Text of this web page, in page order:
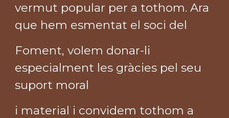
vermut popular per a tothom. Ara
que hem esmentat el soci del
Foment, volem donar-li
especialment les gràcies pel seu
suport moral
i material i convidem tothom a